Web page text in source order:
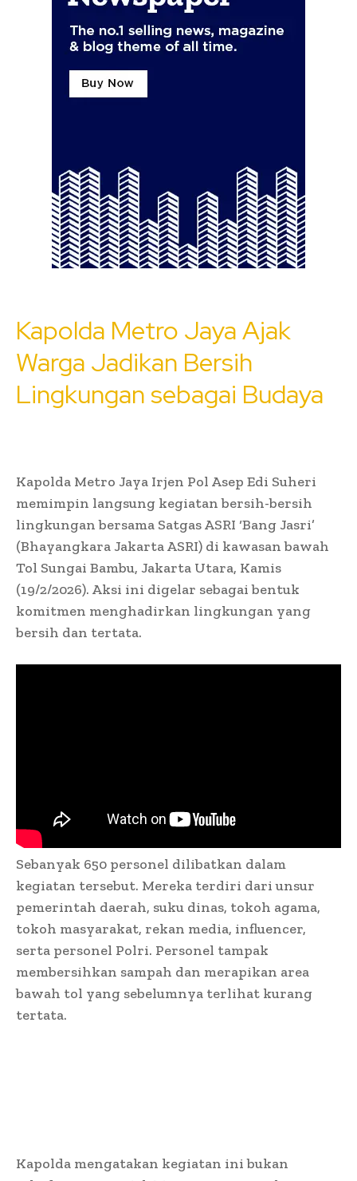
Kapolda Metro Jaya Ajak
Warga Jadikan Bersih
Lingkungan sebagai Budaya
Kapolda Metro Jaya Irjen Pol Asep Edi Suheri
memimpin langsung kegiatan bersih-bersih
lingkungan bersama Satgas ASRI ‘Bang Jasri’
(Bhayangkara Jakarta ASRI) di kawasan bawah
Tol Sungai Bambu, Jakarta Utara, Kamis
(19/2/2026). Aksi ini digelar sebagai bentuk
komitmen menghadirkan lingkungan yang
bersih dan tertata.
Sebanyak 650 personel dilibatkan dalam
kegiatan tersebut. Mereka terdiri dari unsur
pemerintah daerah, suku dinas, tokoh agama,
tokoh masyarakat, rekan media, influencer,
serta personel Polri. Personel tampak
membersihkan sampah dan merapikan area
bawah tol yang sebelumnya terlihat kurang
tertata.
Kapolda mengatakan kegiatan ini bukan